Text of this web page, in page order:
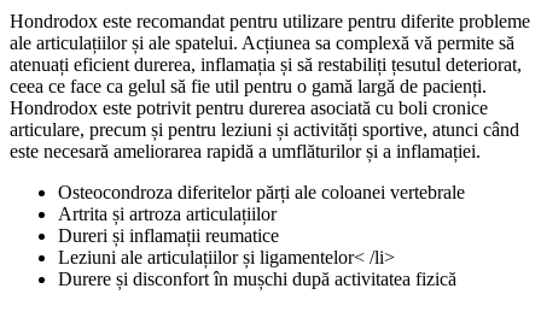
Hondrodox este recomandat pentru utilizare pentru diferite probleme
ale articulațiilor și ale spatelui. Acțiunea sa complexă vă permite să
atenuați eficient durerea, inflamația și să restabiliți țesutul deteriorat,
ceea ce face ca gelul să fie util pentru o gamă largă de pacienți.
Hondrodox este potrivit pentru durerea asociată cu boli cronice
articulare, precum și pentru leziuni și activități sportive, atunci când
este necesară ameliorarea rapidă a umflăturilor și a inflamației.
Osteocondroza diferitelor părți ale coloanei vertebrale
Artrita și artroza articulațiilor
Dureri și inflamații reumatice
Leziuni ale articulațiilor și ligamentelor< /li>
Durere și disconfort în mușchi după activitatea fizică